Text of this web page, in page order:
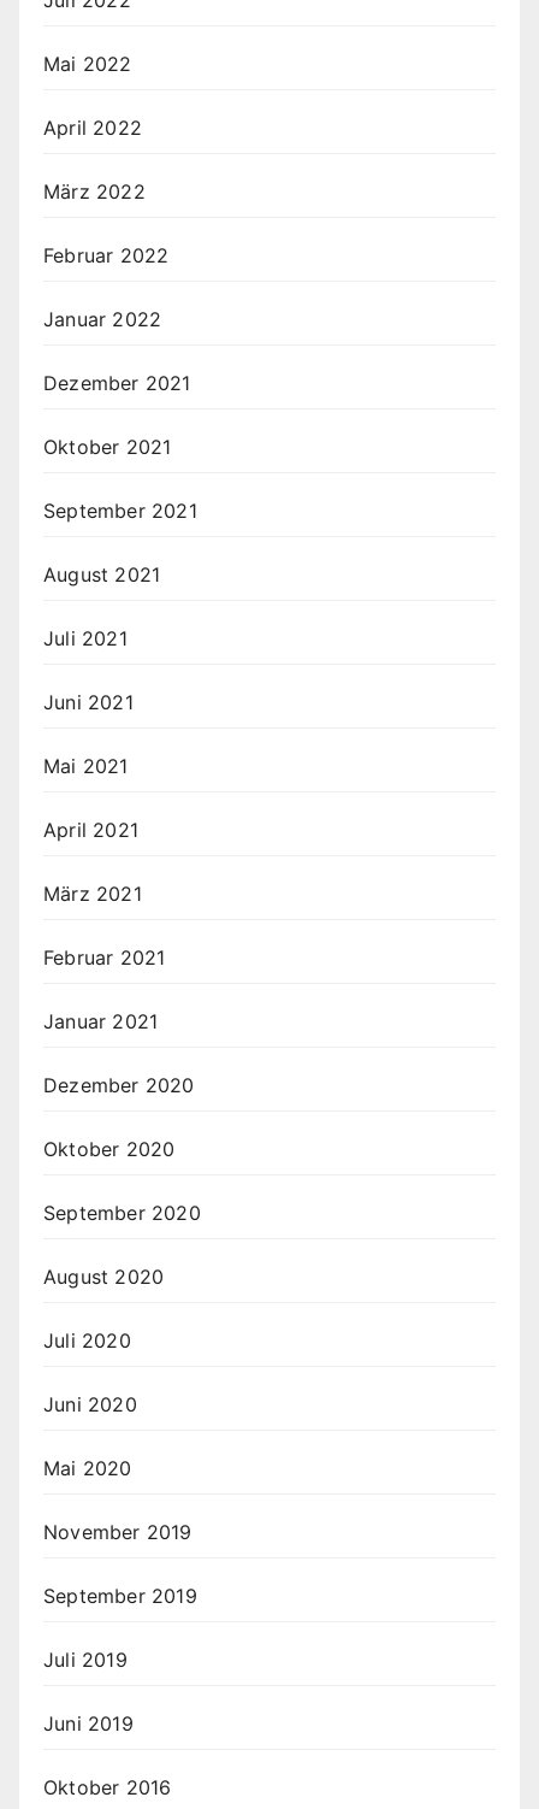
Mai 2022
April 2022
März 2022
Februar 2022
Januar 2022
Dezember 2021
Oktober 2021
September 2021
August 2021
Juli 2021
Juni 2021
Mai 2021
April 2021
März 2021
Februar 2021
Januar 2021
Dezember 2020
Oktober 2020
September 2020
August 2020
Juli 2020
Juni 2020
Mai 2020
November 2019
September 2019
Juli 2019
Juni 2019
Oktober 2016